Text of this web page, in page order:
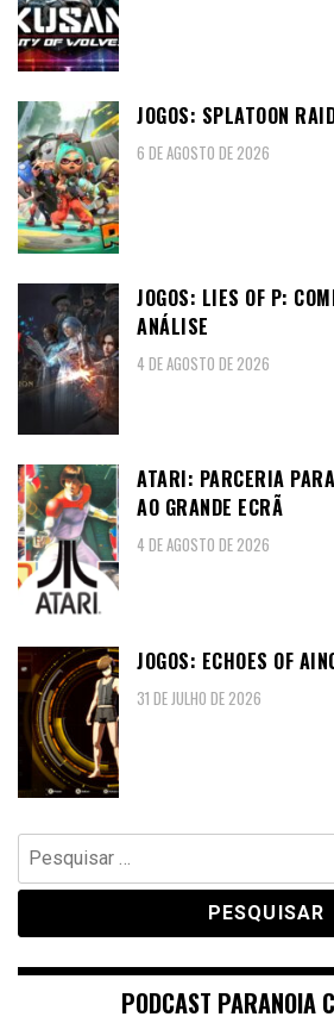
JOGOS: SPLATOON
6 DE AGOSTO DE 2026
JOGOS: LIES OF P:
ANÁLISE
4 DE AGOSTO DE 2026
ATARI: PARCERIA
AO GRANDE ECRÃ
4 DE AGOSTO DE 2026
JOGOS: ECHOES OF
31 DE JULHO DE 2026
Pesquisar
por:
PODCAST PARANOIA